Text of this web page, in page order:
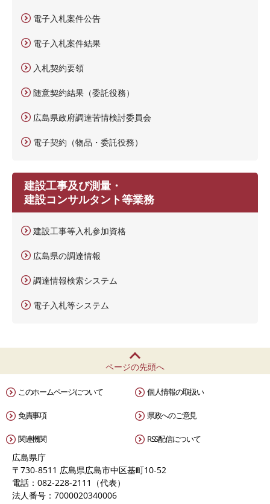
電子入札案件公告
電子入札案件結果
入札契約要領
随意契約結果（委託役務）
広島県政府調達苦情検討委員会
電子契約（物品・委託役務）
建設工事及び測量・
建設コンサルタント等業務
建設工事等入札参加資格
広島県の調達情報
調達情報検索システム
電子入札等システム
ページの先頭へ
このホームページについて 個人情報の取扱い
免責事項 県政へのご意見
関連機関 RSS配信について
広島県庁
〒730-8511 広島県広島市中区基町10-52
電話：082-228-2111（代表）
法人番号：7000020340006